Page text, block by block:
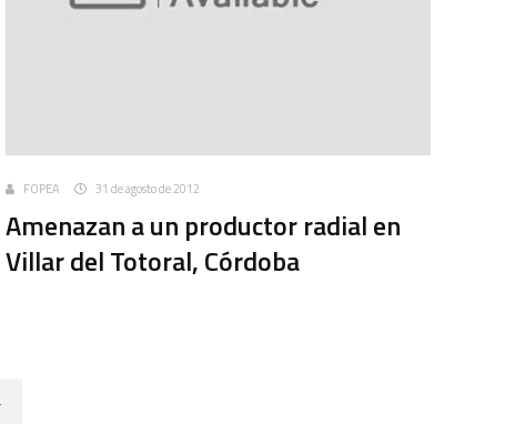
FOPEA 31 de agosto de 2012
Amenazan a un productor radial en
Villar del Totoral, Córdoba